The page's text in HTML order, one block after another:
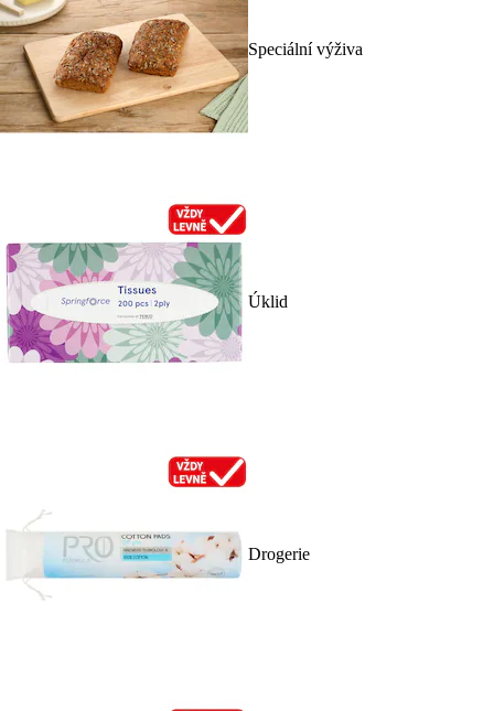
Speciální výživa
Úklid
Drogerie